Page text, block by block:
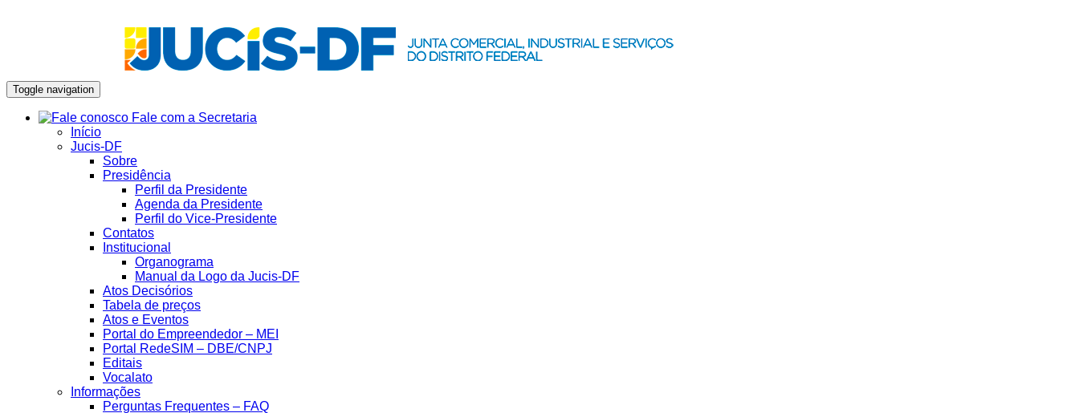
Toggle navigation
Fale com a Secretaria
Início
Jucis-DF
Sobre
Presidência
Perfil da Presidente
Agenda da Presidente
Perfil do Vice-Presidente
Contatos
Institucional
Organograma
Manual da Logo da Jucis-DF
Atos Decisórios
Tabela de preços
Atos e Eventos
Portal do Empreendedor – MEI
Portal RedeSIM – DBE/CNPJ
Editais
Vocalato
Informações
Perguntas Frequentes – FAQ